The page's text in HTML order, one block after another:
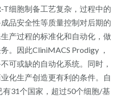
T细胞制备工艺复杂，过程中的
品安全性等质量控制对后期的
产过程的标准化和自动化，做
。因此CliniMACS Prodigy ，
可或缺的自动化系统。同时，
化生产创造更有利的条件。自
31个国家，超过50个细胞/基